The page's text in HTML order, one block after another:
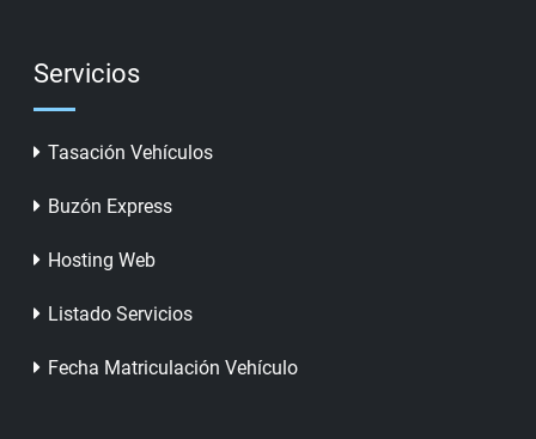
Servicios
Tasación Vehículos
Buzón Express
Hosting Web
Listado Servicios
Fecha Matriculación Vehículo